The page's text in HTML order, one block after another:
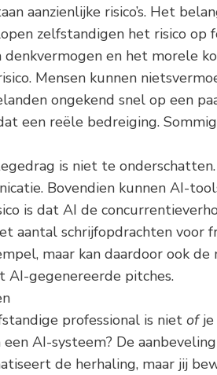
aanzienlijke risico’s. Het
zelfstandigen het risico
en het morele
Mensen kunnen
ongekend snel op een
een reële bedreiging.
is niet te
Bovendien kunnen AI-
is dat AI de
aantal schrijfopdrachten voor
maar kan daardoor ook
AI-gegenereerde pitches.
professional is niet ofje
AI-systeem? De
de herhaling, maar jij